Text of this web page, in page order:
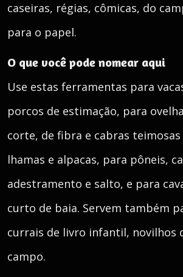
caseiras, régias, cômicas, do
para o papel.
O que você pode nomear aqui
Use estas ferramentas para
porcos de estimação, para
corte, de fibra e cabras
lhamas e alpacas, para pôneis,
adestramento e salto, e para
curto de baia. Servem também
currais de livro infantil, novilhos
campo.